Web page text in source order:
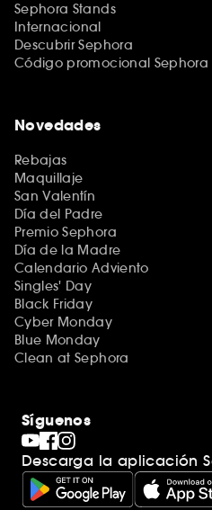
Sephora Stands
Internacional
Descubrir Sephora
Código promocional Sephora
Novedades
Rebajas
Maquillaje
San Valentín
Día del Padre
Premio Sephora
Día de la Madre
Calendario Adviento
Singles' Day
Black Friday
Cyber Monday
Blue Monday
Clean at Sephora
Síguenos
Descarga la aplicación